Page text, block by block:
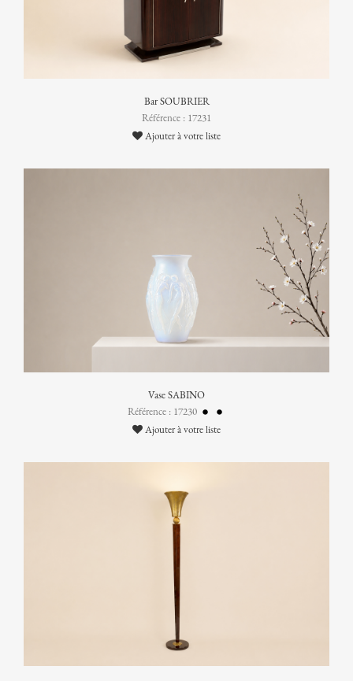
Bar SOUBRIER
Référence : 17231
Ajouter à votre liste
Vase SABINO
Référence : 17230
Ajouter à votre liste